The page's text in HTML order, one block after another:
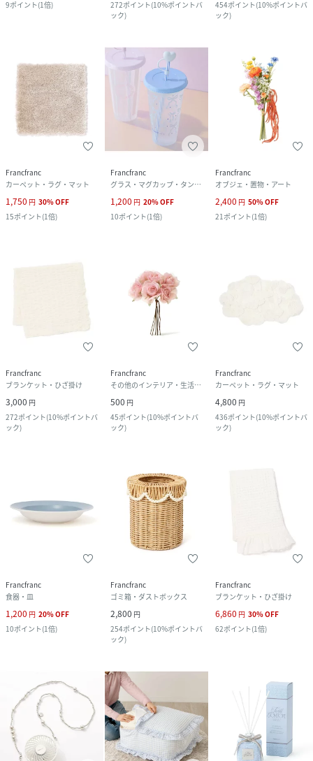
9ポイント(1倍) 272ポイント(10%ポイントバ
ック)
454ポイント(10%ポイントバ
ック)
Francfranc
カーペット・ラグ・マット
1,750 円 30%OFF
15ポイント(1倍)
Francfranc
グラス・マグカップ・タンブラー
1,200 円 20%OFF
10ポイント(1倍)
Francfranc
オブジェ・置物・アート
2,400 円 50%OFF
21 ポイント(1倍)
Francfranc
ブランケット・ひざ掛け
3,000 円
272ポイント(10%ポイントバ
ック)
Francfranc
その他のインテリア・生活雑貨
500 円
45ポイント(10%ポイントバ
ック)
Francfranc
カーペット・ラグ・マット
4,800 円
436ポイント(10%ポイントバ
ック)
Francfranc
食器・皿
1,200 円 20%OFF
10ポイント(1倍)
Francfranc
ゴミ箱・ダストボックス
2,800 円
254ポイント(10%ポイントバ
ック)
Francfranc
ブランケット・ひざ掛け
6,860 円 30%OFF
62ポイント(1倍)